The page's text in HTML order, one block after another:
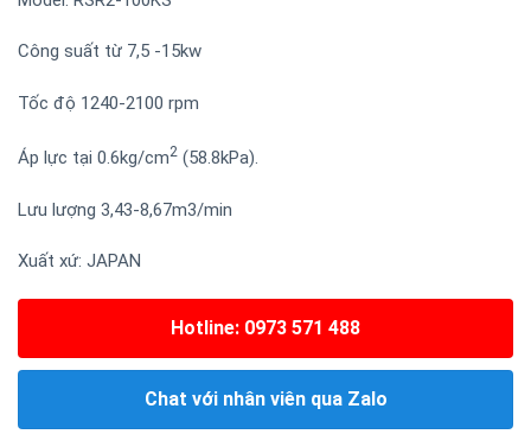
Công suất từ 7,5 -15kw
Tốc độ 1240-2100 rpm
Áp lực tại 0.6kg/cm2 (58.8kPa).
Lưu lượng 3,43-8,67m3/min
Xuất xứ: JAPAN
Hotline: 0973 571 488
Chat với nhân viên qua Zalo